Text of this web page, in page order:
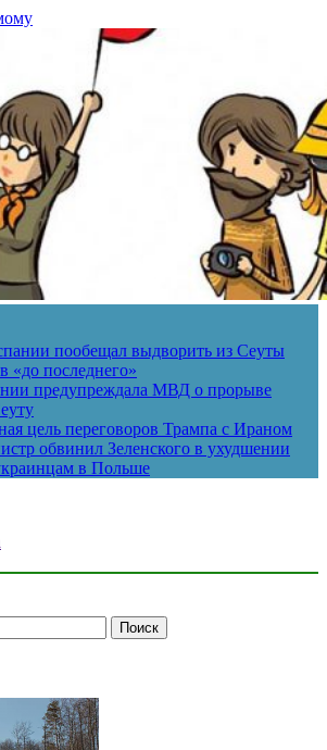
пообещал выдворить из Сеуты
«до последнего»
предупреждала МВД о прорыве
цель переговоров Трампа с Ираном
обвинил Зеленского в ухудшении
в Польше